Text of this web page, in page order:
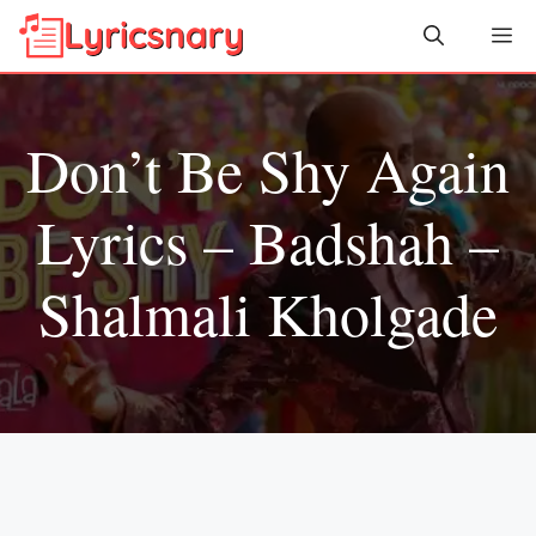
Skip
Don’t Be Shy Again
Lyrics – Badshah –
Shalmali Kholgade